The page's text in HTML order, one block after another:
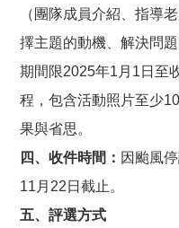
（團隊成員介紹、指導
擇主題的動機、解決問
期間限2025年1月1日至
程，包含活動照片至少
果與省思。
四、收件時間： 因颱風
11月22日截止。
五、評選方式